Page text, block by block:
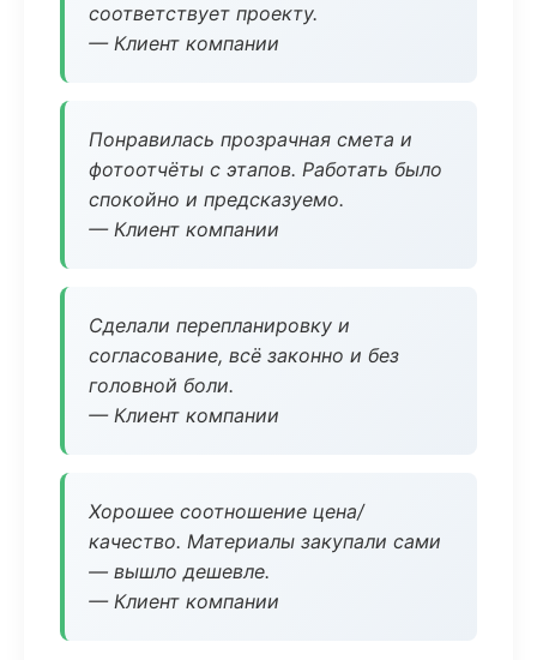
соответствует проекту.
— Клиент компании
Понравилась прозрачная смета и
фотоотчёты с этапов. Работать было
спокойно и предсказуемо.
— Клиент компании
Сделали перепланировку и
согласование, всё законно и без
головной боли.
— Клиент компании
Хорошее соотношение цена/
качество. Материалы закупали сами
— вышло дешевле.
— Клиент компании